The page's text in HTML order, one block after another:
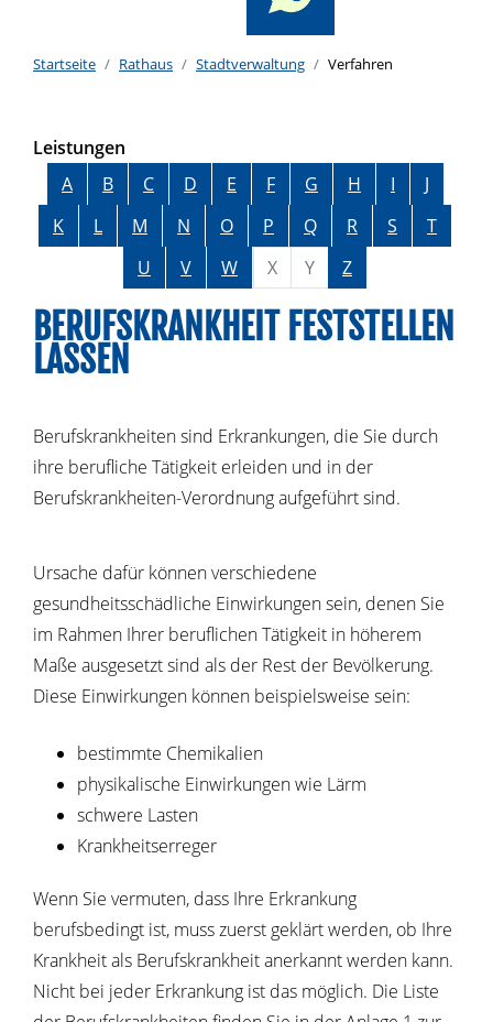
Startseite Rathaus Stadtverwaltung Verfahren
Leistungen
Alphabetisches Register überspringen
A B C D E F G H I
J
K
L M N O P Q R S
T
U
V W X Y Z
BERUFSKRANKHEIT FESTSTELLEN
LASSEN
Berufskrankheiten sind Erkrankungen, die Sie durch
ihre berufliche Tätigkeit erleiden und in der
Berufskrankheiten-Verordnung aufgeführt sind.
Ursache dafür können verschiedene
gesundheitsschädliche Einwirkungen sein, denen Sie
im Rahmen Ihrer beruflichen Tätigkeit in höherem
Maße ausgesetzt sind als der Rest der Bevölkerung.
Diese Einwirkungen können beispielsweise sein:
bestimmte Chemikalien
physikalische Einwirkungen wie Lärm
schwere Lasten
Krankheitserreger
Wenn Sie vermuten, dass Ihre Erkrankung
berufsbedingt ist, muss zuerst geklärt werden, ob Ihre
Krankheit als Berufskrankheit anerkannt werden kann.
Nicht bei jeder Erkrankung ist das möglich. Die Liste